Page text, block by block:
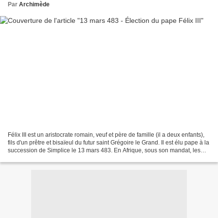
Par Archimède
Félix III est un aristocrate romain, veuf et père de famille (il a deux enfants),
fils d'un prêtre et bisaïeul du futur saint Grégoire le Grand. Il est élu pape à la
succession de Simplice le 13 mars 483. En Afrique, sous son mandat, les